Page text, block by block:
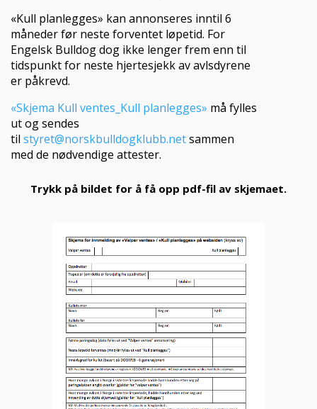
«Kull planlegges» kan annonseres inntil 6
måneder før neste forventet løpetid. For
Engelsk Bulldog dog ikke lenger frem enn til
tidspunkt for neste hjertesjekk av avlsdyrene
er påkrevd.
«Skjema Kull ventes_Kull planlegges» må fylles
ut og sendes
til styret@norskbulldogklubb.netsammen
med de nødvendige attester.
Trykk på bildet for å få opp pdf-fil av skjemaet.